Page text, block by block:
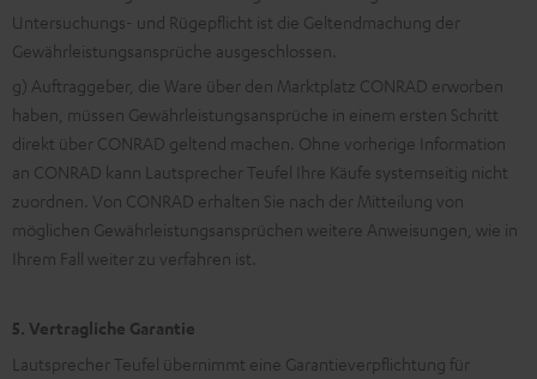
Untersuchungs- und Rügepflicht ist die Geltendmachung der
Gewährleistungsansprüche ausgeschlossen.
g) Auftraggeber, die Ware über den Marktplatz CONRAD erworben
haben, müssen Gewährleistungsansprüche in einem ersten Schritt
direkt über CONRAD geltend machen. Ohne vorherige Information
an CONRAD kann Lautsprecher Teufel Ihre Käufe systemseitig nicht
zuordnen. Von CONRAD erhalten Sie nach der Mitteilung von
möglichen Gewährleistungsansprüchen weitere Anweisungen, wie in
Ihrem Fall weiter zu verfahren ist.
5. Vertragliche Garantie
Lautsprecher Teufel übernimmt eine Garantieverpflichtung für